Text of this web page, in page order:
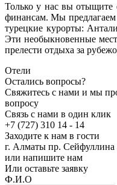
Только у нас вы
финансам. Мы
турецкие курорты:
Эти необыкновенные
прелести отдыха за
Отели
Остались вопросы?
Свяжитесь с нами и мы
вопросу
Связь с нами в один клик
+7 (727) 310 14 - 14
Заходите к нам в гости
г. Алматы пр. Сейфуллина
или напишите нам
Или оставьте заявку
Ф.И.О